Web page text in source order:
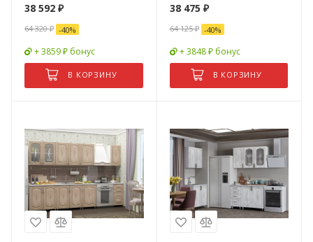
38 592 ₽
64 320₽ -40%
+ 3859 ₽ бонус
В КОРЗИНУ
38 475 ₽
64 125₽ -40%
+ 3848 ₽ бонус
В КОРЗИНУ